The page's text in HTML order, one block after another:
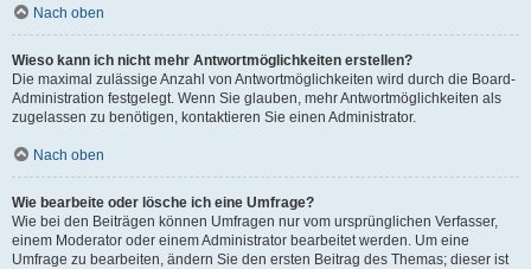
Nach oben
Wieso kann ich nicht mehr Antwortmöglichkeiten erstellen?
Die maximal zulässige Anzahl von Antwortmöglichkeiten wird durch die Board-
Administration festgelegt. Wenn Sie glauben, mehr Antwortmöglichkeiten als
zugelassen zu benötigen, kontaktieren Sie einen Administrator.
Nach oben
Wie bearbeite oder lösche ich eine Umfrage?
Wie bei den Beiträgen können Umfragen nur vom ursprünglichen Verfasser,
einem Moderator oder einem Administrator bearbeitet werden. Um eine
Umfrage zu bearbeiten, ändern Sie den ersten Beitrag des Themas; dieser ist